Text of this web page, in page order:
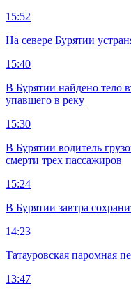
15:52
На севере Бурятии
15:40
В Бурятии найдено тело
упавшего в реку
15:30
В Бурятии водитель
смерти трех пассажиров
15:24
В Бурятии завтра
14:23
Татауровская паромная
13:47